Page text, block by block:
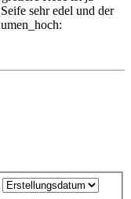
sehr edel und der